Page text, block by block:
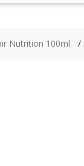
Nutrition 100ml.